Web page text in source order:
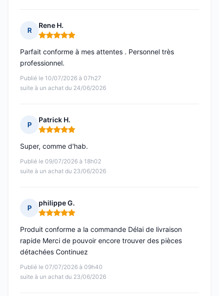
R
Rene H.
Note : 5 sur 5
Publié le 10/07/2026 à 07h27
suite à un achat du 24/06/2026
Parfait conforme à mes attentes . Personnel très
professionnel.
P
Patrick H.
Note : 5 sur 5
Publié le 09/07/2026 à 18h02
suite à un achat du 23/06/2026
Super, comme d'hab.
P
philippe G.
Note : 5 sur 5
Publié le 07/07/2026 à 09h40
suite à un achat du 23/06/2026
Produit conforme a la commande Délai de livraison
rapide Merci de pouvoir encore trouver des pièces
détachées Continuez